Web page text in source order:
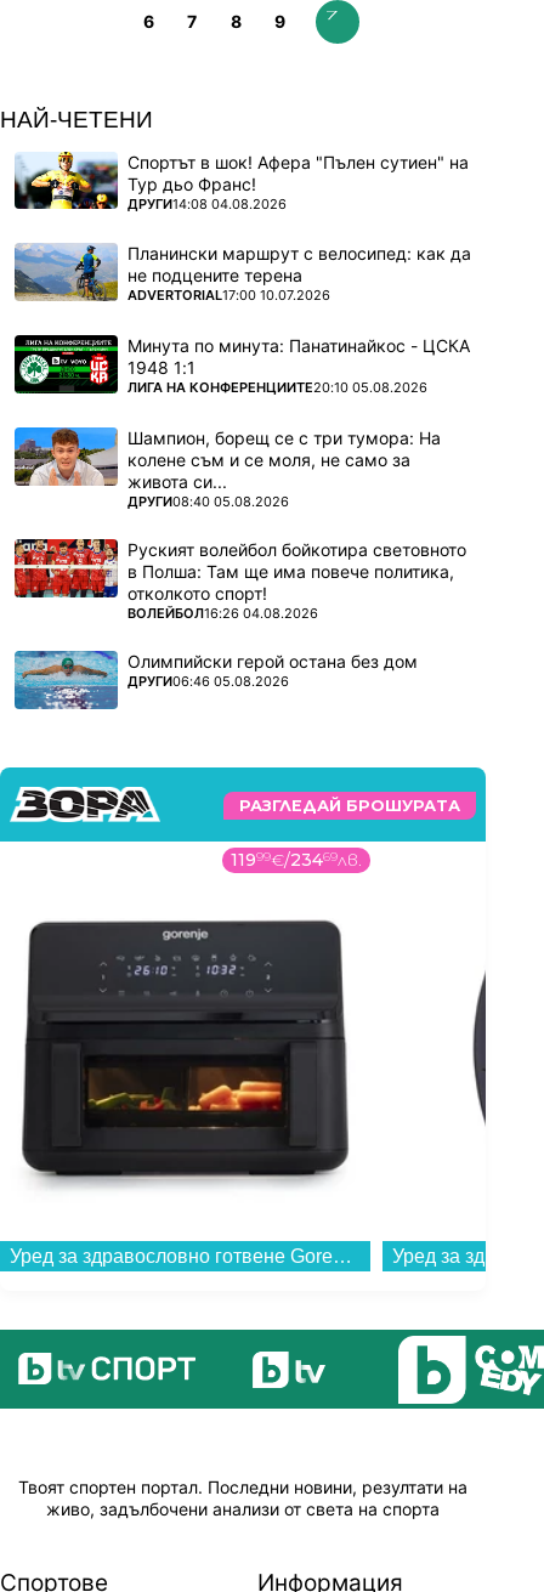
6 7 8 9
НАЙ-ЧЕТЕНИ
Спортът в шок! Афера "Пълен сутиен" на
Тур дьо Франс!
ПОВЕЧЕ ОТ
ДРУГИ14:08 04.08.2026
Планински маршрут с велосипед: как да
не подцените терена
ПОВЕЧЕ ОТ
ADVERTORIAL17:00 10.07.2026
Минута по минута: Панатинайкос - ЦСКА
1948 1:1
ПОВЕЧЕ ОТ
ЛИГА НА КОНФЕРЕНЦИИТЕ20:10 05.08.2026
Шампион, борещ се с три тумора: На
колене съм и се моля, не само за
живота си...
ПОВЕЧЕ ОТ
ДРУГИ08:40 05.08.2026
Руският волейбол бойкотира световното
в Полша: Там ще има повече политика,
отколкото спорт!
ПОВЕЧЕ ОТ
ВОЛЕЙБОЛ16:26 04.08.2026
Олимпийски герой остана без дом
ПОВЕЧЕ ОТ
ДРУГИ06:46 05.08.2026
РАЗГЛЕДАЙ БРОШУРАТА
11999€/23469лв.
Уред за здравословно готвене Gorenje AF2700BP...
Твоят спортен портал. Последни новини, резултати на
живо, задълбочени анализи от света на спорта
Спортове Информация